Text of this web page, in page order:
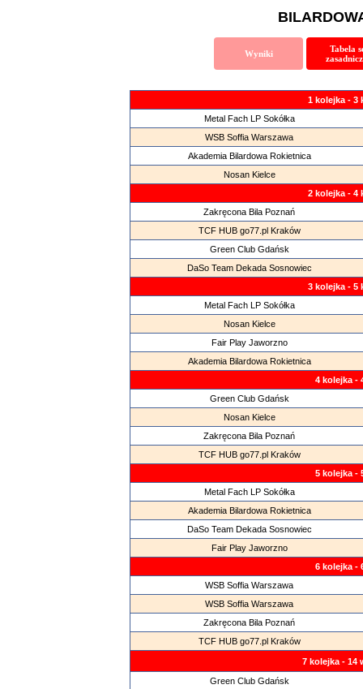
Wyniki
Tabela
1 kolejka - 3
Metal Fach LP Sokółka
WSB Soffia Warszawa
Akademia Bilardowa Rokietnica
Nosan Kielce
2 kolejka - 4
Zakręcona Bila Poznań
TCF HUB go77.pl Kraków
Green Club Gdańsk
DaSo Team Dekada Sosnowiec
3 kolejka - 5
Metal Fach LP Sokółka
Nosan Kielce
Fair Play Jaworzno
Akademia Bilardowa Rokietnica
4 kolejka -
Green Club Gdańsk
Nosan Kielce
Zakręcona Bila Poznań
TCF HUB go77.pl Kraków
5 kolejka -
Metal Fach LP Sokółka
Akademia Bilardowa Rokietnica
DaSo Team Dekada Sosnowiec
Fair Play Jaworzno
6 kolejka -
WSB Soffia Warszawa
WSB Soffia Warszawa
Zakręcona Bila Poznań
TCF HUB go77.pl Kraków
7 kolejka - 14
Green Club Gdańsk